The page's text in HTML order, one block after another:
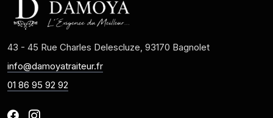
43 - 45 Rue Charles Delescluze, 93170 Bagnolet
info@damoyatraiteur.fr
01 86 95 92 92